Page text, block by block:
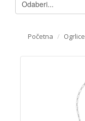
Pregledani artikli
Početna / Ogrlice